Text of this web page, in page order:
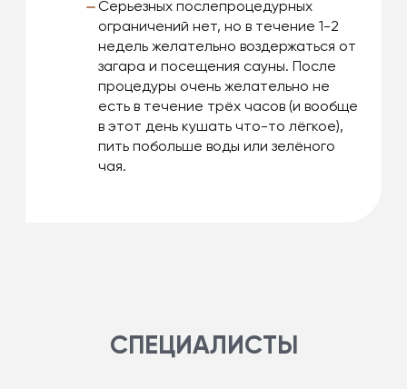
Серьезных послепроцедурных
ограничений нет, но в течение 1-2
недель желательно воздержаться от
загара и посещения сауны. После
процедуры очень желательно не
есть в течение трёх часов (и вообще
в этот день кушать что-то лёгкое),
пить побольше воды или зелёного
чая.
СПЕЦИАЛИСТЫ